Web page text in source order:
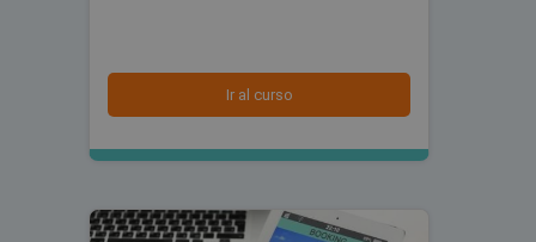
Ir al curso